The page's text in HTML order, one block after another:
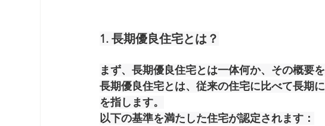
1. 長期優良住宅とは？
まず、長期優良住宅とは一体何か、その概要
長期優良住宅とは、従来の住宅に比べて長期
を指します。
以下の基準を満たした住宅が認定されます：